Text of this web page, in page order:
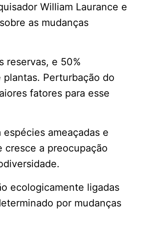
William Laurance e
as mudanças
reservas, e 50%
Perturbação do
fatores para esse
ameaçadas e
cresce a preocupação
ecologicamente ligadas
por mudanças